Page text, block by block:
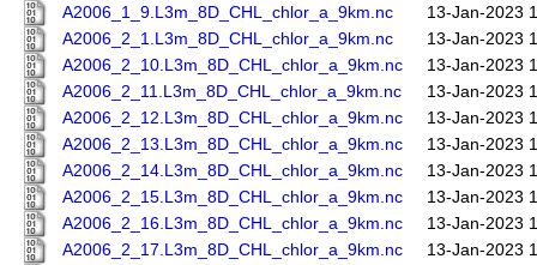
A2006_1_9.L3m_8D_CHL_chlor_a_9km.nc
13-Jan-2023
A2006_2_1.L3m_8D_CHL_chlor_a_9km.nc
13-Jan-2023
A2006_2_10.L3m_8D_CHL_chlor_a_9km.nc
13-Jan-2023
A2006_2_11.L3m_8D_CHL_chlor_a_9km.nc
13-Jan-2023
A2006_2_12.L3m_8D_CHL_chlor_a_9km.nc
13-Jan-2023
A2006_2_13.L3m_8D_CHL_chlor_a_9km.nc
13-Jan-2023
A2006_2_14.L3m_8D_CHL_chlor_a_9km.nc
13-Jan-2023
A2006_2_15.L3m_8D_CHL_chlor_a_9km.nc
13-Jan-2023
A2006_2_16.L3m_8D_CHL_chlor_a_9km.nc
13-Jan-2023
A2006_2_17.L3m_8D_CHL_chlor_a_9km.nc
13-Jan-2023